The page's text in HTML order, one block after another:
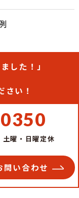
した！」
さい！
土曜・日曜定休
問い合わせ